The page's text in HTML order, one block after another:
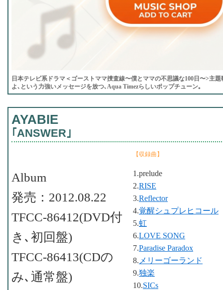
日本テレビ系ドラマ＜ゴーストママ捜査線〜僕とママの不思議な100日〜>主
よ､という力強いメッセージを放つ､Aqua Timezらしいポップチューン｡
AYABIE
｢ANSWER｣
【収録曲】
1.prelude
2.RISE
3.Reflector
4.覚醒シュプレヒコール
5.虹
6.LOVE SONG
7.Paradise Paradox
8. メリーゴーランド
9.独楽
10.SICs
Album
発売：2012.08.22
TFCC-86412(DVD付
き､初回盤)
TFCC-86413(CDの
み､通常盤)